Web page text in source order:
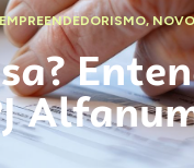
EMPREENDEDORISMO,